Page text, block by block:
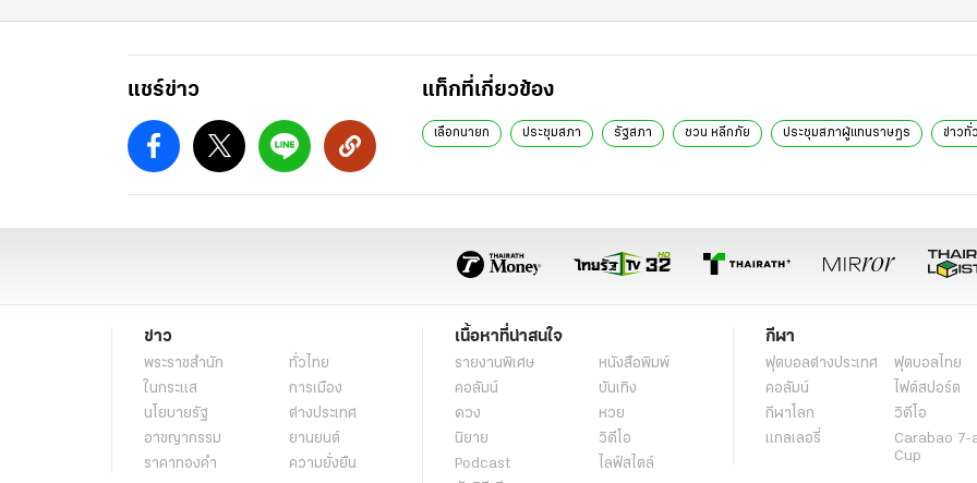
แชร์ข่าว แท็กที่เกี่ยวข้อง
เลือกนายก ประชุมสภา รัฐสภา ชวน หลีกภัย ประชุมสภาผู้แทนราษฎร ข่าวทั่
ข่าว
พระราชสำนัก
ทั่วไทย
ในกระแส
การเมือง
นโยบายรัฐ
ต่างประเทศ
อาชญากรรม
ยานยนต์
ราคาทองคำ
ความยั่งยืน
เนื้อหาที่น่าสนใจ
รายงานพิเศษ
หนังสือพิมพ์
คอลัมน์
บันเทิง
ดวง
หวย
นิยาย
วิดีโอ
Podcast
ไลฟ์สไตล์
กีฬา
ฟุตบอลต่่างประเทศ
ฟุตบอลไทย
คอลัมน์
ไฟต์สปอร์ต
กีฬาโลก
วิดีโอ
แกลเลอรี่
Carabao 7-
Cup